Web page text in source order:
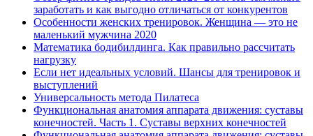
заработать и как выгодно отличаться от конкурентов
Особенности женских тренировок. Женщина — это не
маленький мужчина 2020
Математика бодибилдинга. Как правильно рассчитать
нагрузку
Если нет идеальных условий. Шансы для тренировок и
выступлений
Универсальность метода Пилатеса
Функциональная анатомия аппарата движения: суставы
конечностей. Часть 1. Суставы верхних конечностей